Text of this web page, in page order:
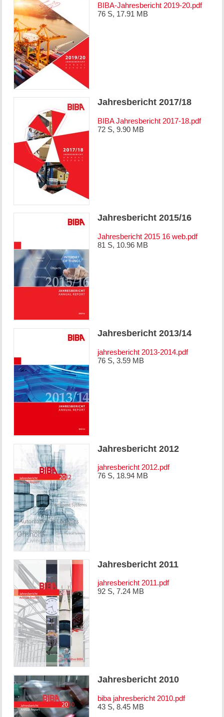
BIBA-Jahresbericht 2019-20.pdf
76 S, 17.91 MB
Jahresbericht 2017/18
BIBA Jahresbericht 2017-18.pdf
72 S, 9.90 MB
Jahresbericht 2015/16
Jahresbericht 2015 16 web.pdf
81 S, 10.96 MB
Jahresbericht 2013/14
jahresbericht 2013-2014.pdf
76 S, 3.59 MB
Jahresbericht 2012
jahresbericht 2012.pdf
76 S, 18.94 MB
Jahresbericht 2011
jahresbericht 2011.pdf
92 S, 7.24 MB
Jahresbericht 2010
biba jahresbericht 2010.pdf
43 S, 8.45 MB